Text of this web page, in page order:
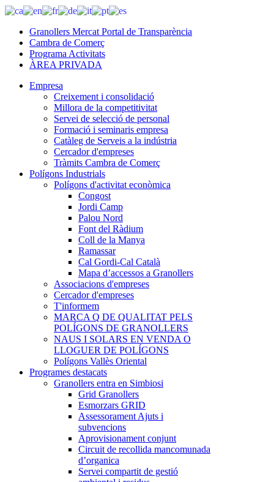
Granollers Mercat Portal de Transparència
Cambra de Comerç
Programa Activitats
ÀREA PRIVADA
Empresa
Creixement i consolidació
Millora de la competitivitat
Servei de selecció de personal
Formació i seminaris empresa
Catàleg de Serveis a la indústria
Cercador d'empreses
Tràmits Cambra de Comerç
Polígons Industrials
Polígons d'activitat econòmica
Congost
Jordi Camp
Palou Nord
Font del Ràdium
Coll de la Manya
Ramassar
Cal Gordi-Cal Català
Mapa d’accessos a Granollers
Associacions d'empreses
Cercador d'empreses
T'informem
MARCA Q DE QUALITAT PELS
POLÍGONS DE GRANOLLERS
NAUS I SOLARS EN VENDA O
LLOGUER DE POLÍGONS
Polígons Vallès Oriental
Programes destacats
Granollers entra en Simbiosi
Grid Granollers
Esmorzars GRID
Assessorament Ajuts i
subvencions
Aprovisionament conjunt
Circuit de recollida mancomunada
d’organica
Servei compartit de gestió